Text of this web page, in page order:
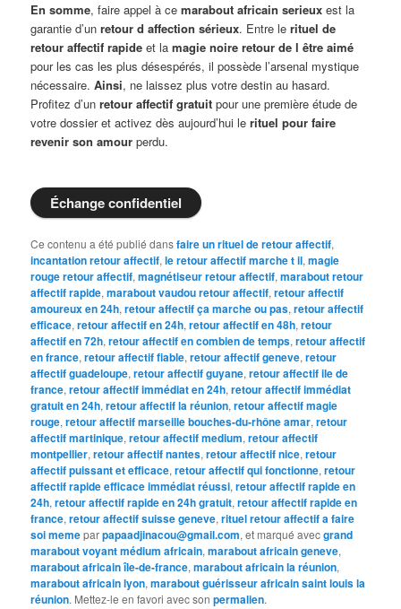
En somme, faire appel à cemarabout africain serieux est la
garantie d’unretour d affection sérieux. Entre lerituel de
retour affectif rapide et lamagie noire retour de l être aimé
pour les cas les plus désespérés, il possède l’arsenal mystique
nécessaire.Ainsi, ne laissez plus votre destin au hasard.
Profitez d’unretour affectif gratuit pour une première étude de
votre dossier et activez dès aujourd’hui lerituel pour faire
revenir son amour perdu.
Échange confidentiel
Ce contenu a été publié dansfaire un rituel de retour affectif,
incantation retour affectif,le retour affectif marche t il,magie
rouge retour affectif,magnétiseur retour affectif,marabout retour
affectif rapide,marabout vaudou retour affectif,retour affectif
amoureux en 24h,retour affectif ça marche ou pas,retour affectif
efficace,retour affectif en 24h,retour affectif en 48h,retour
affectif en 72h,retour affectif en combien de temps,retour affectif
en france,retour affectif fiable,retour affectif geneve,retour
affectif guadeloupe,retour affectif guyane,retour affectif ile de
france,retour affectif immédiat en 24h,retour affectif immédiat
gratuit en 24h,retour affectif la réunion,retour affectif magie
rouge,retour affectif marseille bouches-du-rhône amar,retour
affectif martinique,retour affectif medium,retour affectif
montpellier,retour affectif nantes,retour affectif nice,retour
affectif puissant et efficace,retour affectif qui fonctionne,retour
affectif rapide efficace immédiat réussi,retour affectif rapide en
24h,retour affectif rapide en 24h gratuit,retour affectif rapide en
france,retour affectif suisse geneve,rituel retour affectif a faire
soi memeparpapaadjinacou@gmail.com, et marqué avecgrand
marabout voyant médium africain,marabout africain geneve,
marabout africain île-de-france,marabout africain la réunion,
marabout africain lyon,marabout guérisseur africain saint louis la
réunion. Mettez-le en favori avec sonpermalien.